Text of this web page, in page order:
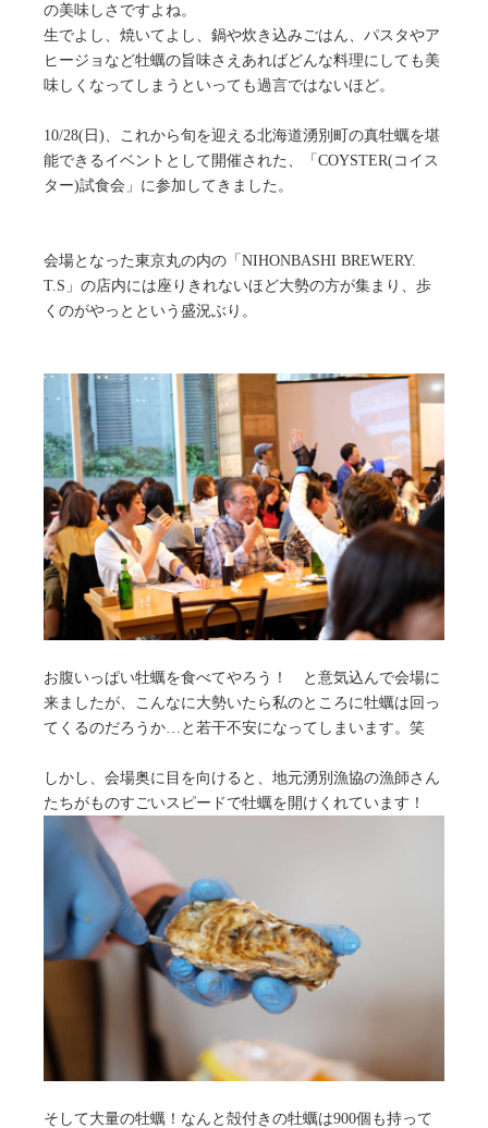
の美味しさですよね。
生でよし、焼いてよし、鍋や炊き込みごはん、パスタやア
ヒージョなど牡蠣の旨味さえあればどんな料理にしても美
味しくなってしまうといっても過言ではないほど。
10/28(日)、これから旬を迎える北海道湧別町の真牡蠣を堪
能できるイベントとして開催された、「COYSTER(コイス
ター)試食会」に参加してきました。
会場となった東京丸の内の「NIHONBASHI BREWERY.
T.S」の店内には座りきれないほど大勢の方が集まり、歩
くのがやっとという盛況ぶり。
お腹いっぱい牡蠣を食べてやろう！ と意気込んで会場に
来ましたが、こんなに大勢いたら私のところに牡蠣は回っ
てくるのだろうか…と若干不安になってしまいます。笑
しかし、会場奥に目を向けると、地元湧別漁協の漁師さん
たちがものすごいスピードで牡蠣を開けくれています！
そして大量の牡蠣！なんと殻付きの牡蠣は900個も持って